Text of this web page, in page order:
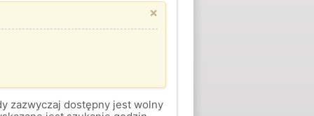
×
zazwyczaj dostępny jest wolny